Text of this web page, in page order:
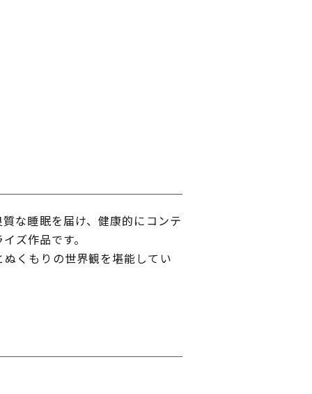
な睡眠を届け、健康的にコンテ
ズ作品です。
くもりの世界観を堪能してい